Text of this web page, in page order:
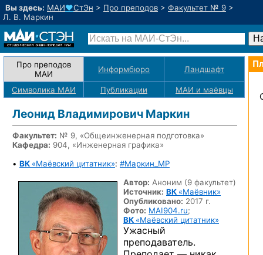
Вы здесь: МАИ♥СтЭн > Про преподов > Факультет № 9 >
Л. В. Маркин
Про преподов
МАИ
Информбюро Ландшафт
Символика МАИ Публикации МАИ и маёвцы
Леонид Владимирович Маркин
Факультет: № 9, «Общеинженерная подготовка»
Кафедра: 904, «Инженерная графика»
• ВК «Маёвский цитатник»: #Маркин_MP
Автор: Аноним (9 факультет)
Источник: ВК «Маёвник»
Опубликовано: 2017 г.
Фото: MAI904.ru;
ВК «Маёвский цитатник»
Ужасный
преподаватель.